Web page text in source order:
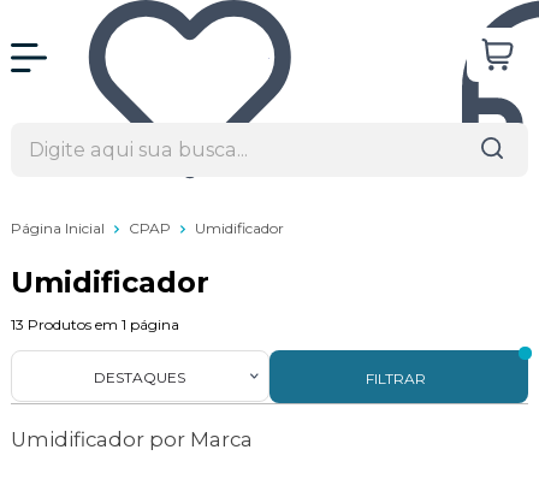
Página Inicial CPAP Umidificador
Umidificador
13 Produtos em 1 página
FILTRAR
DESTAQUES
Umidificador por Marca